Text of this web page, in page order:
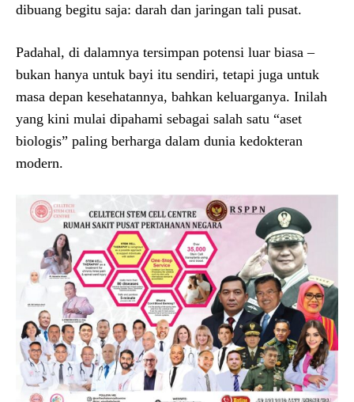
dibuang begitu saja: darah dan jaringan tali pusat.
Padahal, di dalamnya tersimpan potensi luar biasa –
bukan hanya untuk bayi itu sendiri, tetapi juga untuk
masa depan kesehatannya, bahkan keluarganya. Inilah
yang kini mulai dipahami sebagai salah satu “aset
biologis” paling berharga dalam dunia kedokteran
modern.